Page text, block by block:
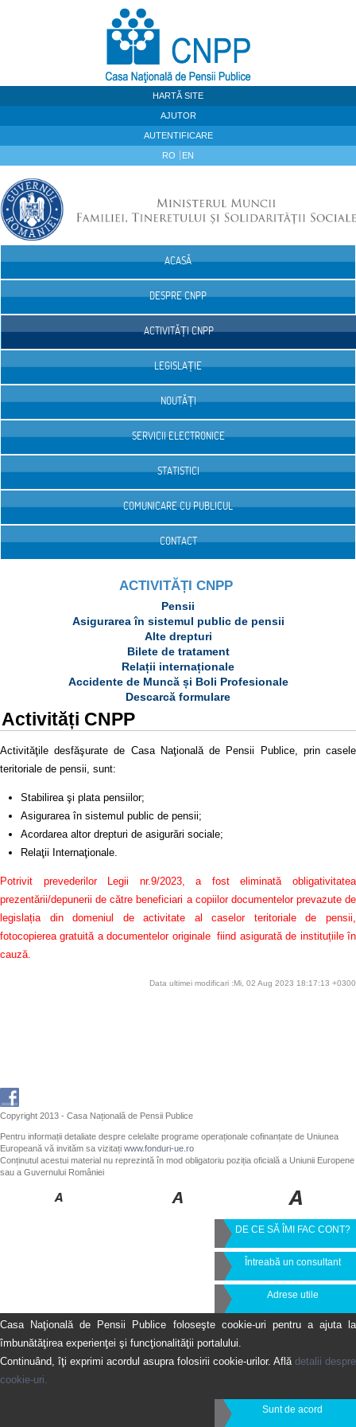
HARTĂ SITE
AJUTOR
AUTENTIFICARE
RO EN
ACASĂ
DESPRE CNPP
ACTIVITĂȚI CNPP
LEGISLAȚIE
NOUTĂȚI
SERVICII ELECTRONICE
STATISTICI
COMUNICARE CU PUBLICUL
CONTACT
ACTIVITĂȚI CNPP
Pensii
Asigurarea în sistemul public de pensii
Alte drepturi
Bilete de tratament
Relații internaționale
Accidente de Muncă și Boli Profesionale
Descarcă formulare
Activități CNPP
Activităţile desfăşurate de Casa Naţională de Pensii Publice, prin casele
teritoriale de pensii, sunt:
Stabilirea şi plata pensiilor;
Asigurarea în sistemul public de pensii;
Acordarea altor drepturi de asigurări sociale;
Relaţii Internaţionale.
Potrivit prevederilor Legii nr.9/2023, a fost eliminată obligativitatea
prezentării/depunerii de către beneficiari a copiilor documentelor prevazute de
legislația din domeniul de activitate al caselor teritoriale de pensii,
fotocopierea gratuită a documentelor originale fiind asigurată de instituțiile în
cauză.
Data ultimei modificari :Mi, 02 Aug 2023 18:17:13 +0300
Copyright 2013 - Casa Națională de Pensii Publice
Pentru informații detaliate despre celelalte programe operaționale cofinanțate de Uniunea
Europeană vă invităm sa vizitați www.fonduri-ue.ro
Conținutul acestui material nu reprezintă în mod obligatoriu poziția oficială a Uniunii Europene
sau a Guvernului României
DE CE SĂ ÎMI FAC CONT?
Întreabă un consultant
Adrese utile
Casa Naţională de Pensii Publice foloseşte cookie-uri pentru a ajuta la
îmbunătăţirea experienţei şi funcţionalităţii portalului.
Continuând, îţi exprimi acordul asupra folosirii cookie-urilor. Află detalii despre
cookie-uri.
Sunt de acord